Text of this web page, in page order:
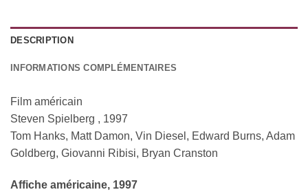
DESCRIPTION
INFORMATIONS COMPLÉMENTAIRES
Film américain
Steven Spielberg , 1997
Tom Hanks, Matt Damon, Vin Diesel, Edward Burns, Adam
Goldberg, Giovanni Ribisi, Bryan Cranston
Affiche américaine, 1997